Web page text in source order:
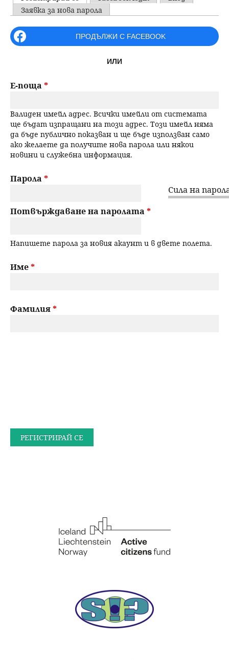
н
ю
ъ
р
е
н
е
u
P
r
i
a
y
t
a
b
Заявка за нова парола
ПРОДЪЛЖИ С FACEBOOK
ИЛИ
Е-поща *
Валиден имейл адрес. Всички имейли от системата
ще бъдат изпращани на този адрес. Този имейл няма
да бъде публично показван и ще бъде използван само
ако желаете да получите нова парола или някои
новини и служебна информация.
Сила на
Парола *
Потвърждаване на паролата *
Напишете парола за новия акаунт и в двете полета.
Име*
Фамилия*